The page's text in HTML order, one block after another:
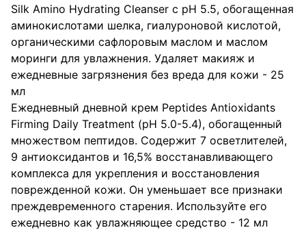
Silk Amino Hydrating Cleanser с pH 5.5, обогащенная
аминокислотами шелка, гиалуроновой кислотой,
органическими сафлоровым маслом и маслом
моринги для увлажнения. Удаляет макияж и
ежедневные загрязнения без вреда для кожи - 25
мл
Ежедневный дневной крем Peptides Antioxidants
Firming Daily Treatment (pH 5.0-5.4), обогащенный
множеством пептидов. Содержит 7 осветлителей,
9 антиоксидантов и 16,5% восстанавливающего
комплекса для укрепления и восстановления
поврежденной кожи. Он уменьшает все признаки
преждевременного старения. Используйте его
ежедневно как увлажняющее средство - 12 мл